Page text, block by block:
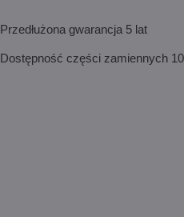
Przedłużona gwarancja 5 lat
Dostępność części zamiennych